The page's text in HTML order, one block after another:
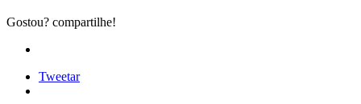
Gostou? compartilhe!
Tweetar